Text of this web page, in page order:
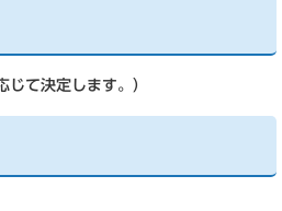
じて決定します。）